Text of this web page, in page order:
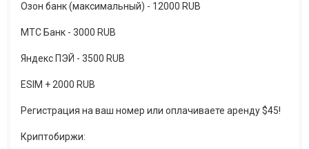
Озон банк (максимальный) - 12000 RUB
МТС Банк - 3000 RUB
Яндекс ПЭЙ - 3500 RUB
ESIM + 2000 RUB
Регистрация на ваш номер или оплачиваете аренду $45!
Криптобиржи: